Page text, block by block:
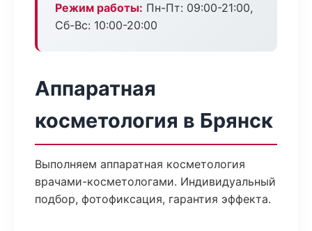
Режим работы: Пн-Пт: 09:00-21:00,
Сб-Вс: 10:00-20:00
Аппаратная
косметология в Брянск
Выполняем аппаратная косметология
врачами-косметологами. Индивидуальный
подбор, фотофиксация, гарантия эффекта.